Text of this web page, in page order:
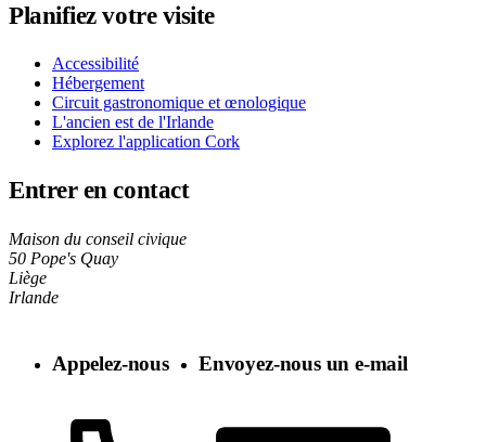
Planifiez votre visite
Accessibilité
Hébergement
Circuit gastronomique et œnologique
L'ancien est de l'Irlande
Explorez l'application Cork
Entrer en contact
Maison du conseil civique
50 Pope's Quay
Liège
Irlande
Appelez-nous Envoyez-nous un e-mail